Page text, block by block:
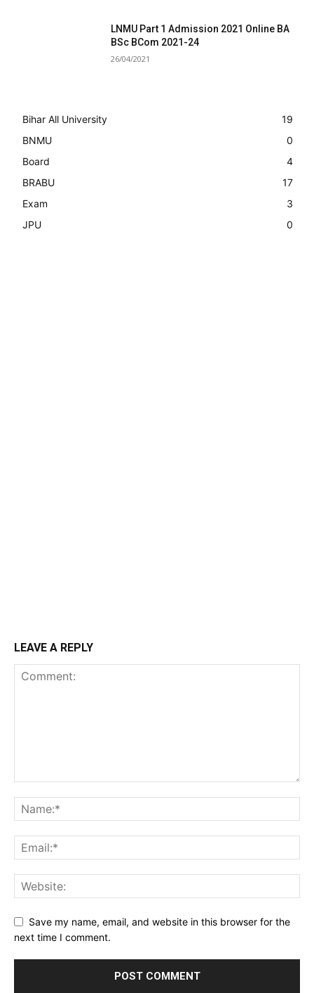
LNMU Part 1 Admission 2021 Online BA
BSc BCom 2021-24
26/04/2021
Bihar All University
19
BNMU
0
Board
4
BRABU
17
Exam
3
JPU
0
LEAVE A REPLY
Save my name, email, and website in this browser for the
next time I comment.